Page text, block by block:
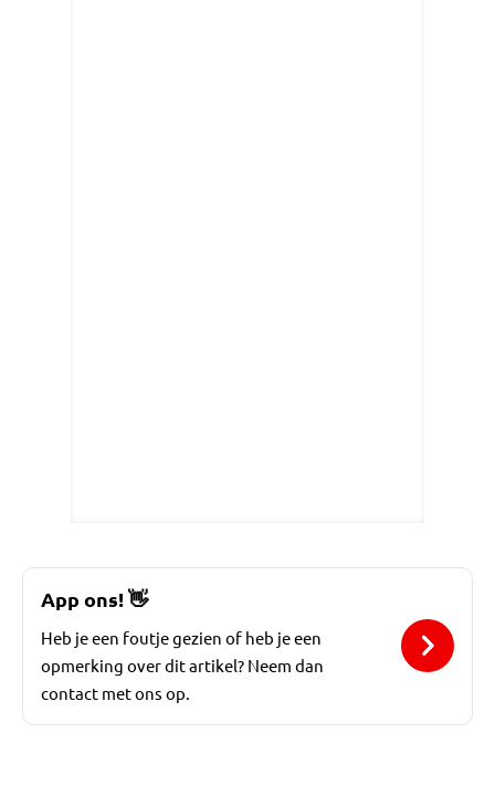
App ons! 👋
Heb je een foutje gezien of heb je een
opmerking over dit artikel? Neem dan
contact met ons op.